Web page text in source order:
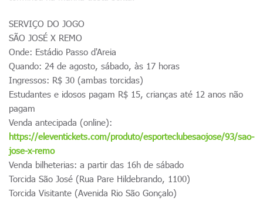
SERVIÇO DO JOGO
SÃO JOSÉ X REMO
Onde: Estádio Passo d'Areia
Quando: 24 de agosto, sábado, às 17 horas
Ingressos: R$ 30 (ambas torcidas)
Estudantes e idosos pagam R$ 15, crianças até 12 anos não
pagam
Venda antecipada (online):
https://eleventickets.com/produto/esporteclubesaojose/93/sao-
jose-x-remo
Venda bilheterias: a partir das 16h de sábado
Torcida São José (Rua Pare Hildebrando, 1100)
Torcida Visitante (Avenida Rio São Gonçalo)